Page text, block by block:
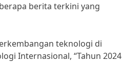
berita terkini yang
teknologi di
Internasional, “Tahun 2024